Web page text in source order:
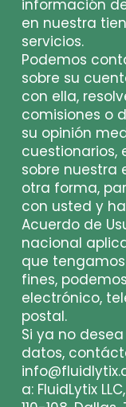
información
en nuestra
servicios.
Podemos
sobre su
con ella,
comisiones o
su opinión
cuestionarios,
sobre nuestra
otra forma,
con usted y
Acuerdo de
nacional
que
fines,
electrónico,
postal.
Si ya no
datos,
a: FluidLytix